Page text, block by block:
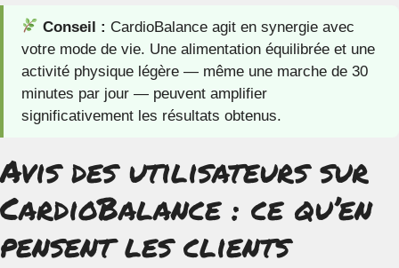
Conseil : CardioBalance agit en synergie avec
votre mode de vie. Une alimentation équilibrée et une
activité physique légère — même une marche de 30
minutes par jour — peuvent amplifier
significativement les résultats obtenus.
Avis des utilisateurs sur
CardioBalance : ce qu’en
pensent les clients